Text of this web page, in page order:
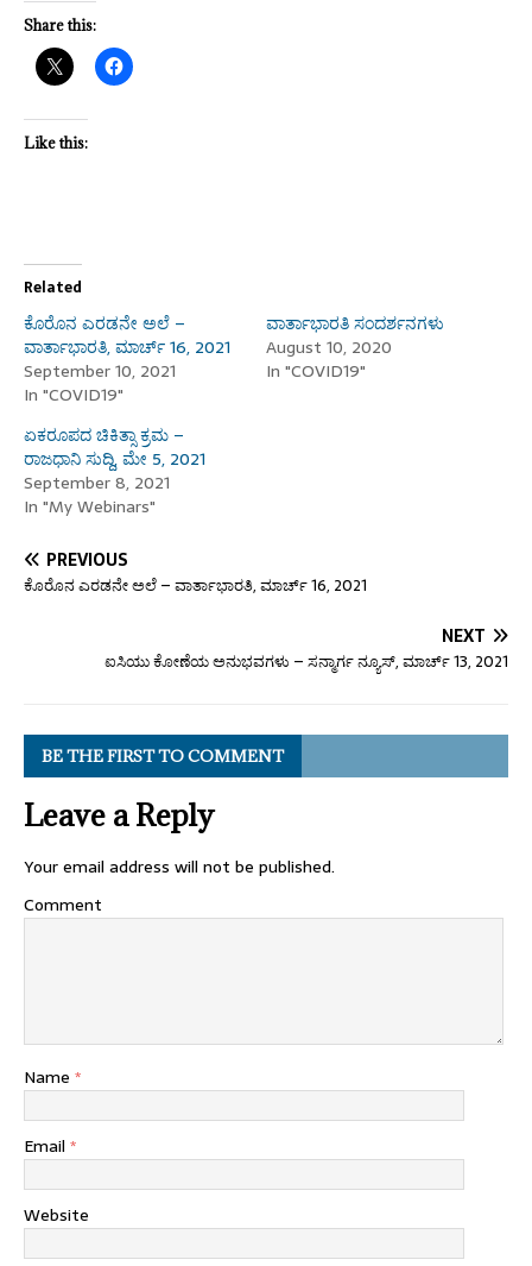
Share this:
Like this:
Related
ಕೊರೊನ ಎರಡನೇ ಅಲೆ –
ವಾರ್ತಾಭಾರತಿ, ಮಾರ್ಚ್ 16, 2021
September 10, 2021
In "COVID19"
ವಾರ್ತಾಭಾರತಿ ಸಂದರ್ಶನಗಳು
August 10, 2020
In "COVID19"
ಏಕರೂಪದ ಚಿಕಿತ್ಸಾ ಕ್ರಮ –
ರಾಜಧಾನಿ ಸುದ್ದಿ, ಮೇ 5, 2021
September 8, 2021
In "My Webinars"
PREVIOUS
ಕೊರೊನ ಎರಡನೇ ಅಲೆ – ವಾರ್ತಾಭಾರತಿ, ಮಾರ್ಚ್ 16, 2021
NEXT
ಐಸಿಯು ಕೋಣೆಯ ಅನುಭವಗಳು – ಸನ್ಮಾರ್ಗ ನ್ಯೂಸ್, ಮಾರ್ಚ್ 13, 2021
BE THE FIRST TO COMMENT
Leave a Reply
Your email address will not be published.
Comment
Name *
Email *
Website